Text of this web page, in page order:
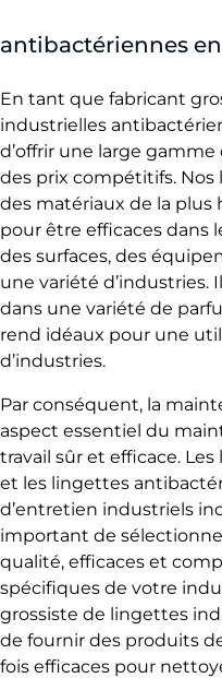
antibactériennes
En tant que fabricant
industrielles
d’offrir une large
des prix compétitifs.
des matériaux de la
pour être efficaces dans
des surfaces, des
une variété
dans une variété de
rend idéaux pour une
d’industries.
Par conséquent, la
aspect essentiel du
travail sûr et efficace.
et les lingettes
d’entretien industriels
important de
qualité, efficaces et
spécifiques de votre
grossiste de lingettes
de fournir des produits
fois efficaces pour